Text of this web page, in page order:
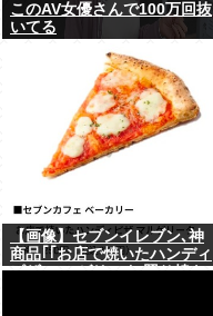
このAV女優さんで100万回抜
いてる
【画像】セブンイレブン､神
商品｢｢お店で焼いたハンディ
ピザ マルゲリータ/照り焼き